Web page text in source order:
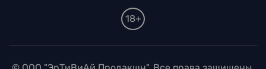
18+